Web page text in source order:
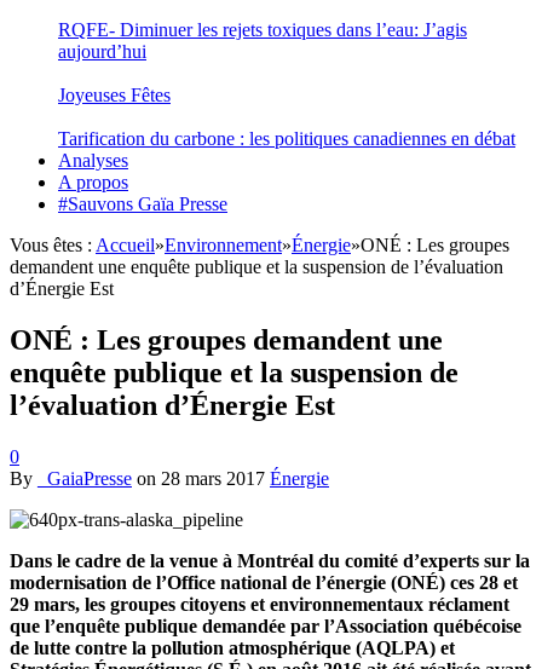
RQFE- Diminuer les rejets toxiques dans l’eau: J’agis
aujourd’hui
Joyeuses Fêtes
Tarification du carbone : les politiques canadiennes en débat
Analyses
A propos
#Sauvons Gaïa Presse
Vous êtes : Accueil»Environnement»Énergie»ONÉ : Les groupes
demandent une enquête publique et la suspension de l’évaluation
d’Énergie Est
ONÉ : Les groupes demandent une
enquête publique et la suspension de
l’évaluation d’Énergie Est
0
By
_GaiaPresse on 28 mars 2017 Énergie
Dans le cadre de la venue à Montréal du comité d’experts sur la
modernisation de l’Office national de l’énergie (ONÉ) ces 28 et
29 mars, les groupes citoyens et environnementaux réclament
que l’enquête publique demandée par l’Association québécoise
de lutte contre la pollution atmosphérique (AQLPA) et